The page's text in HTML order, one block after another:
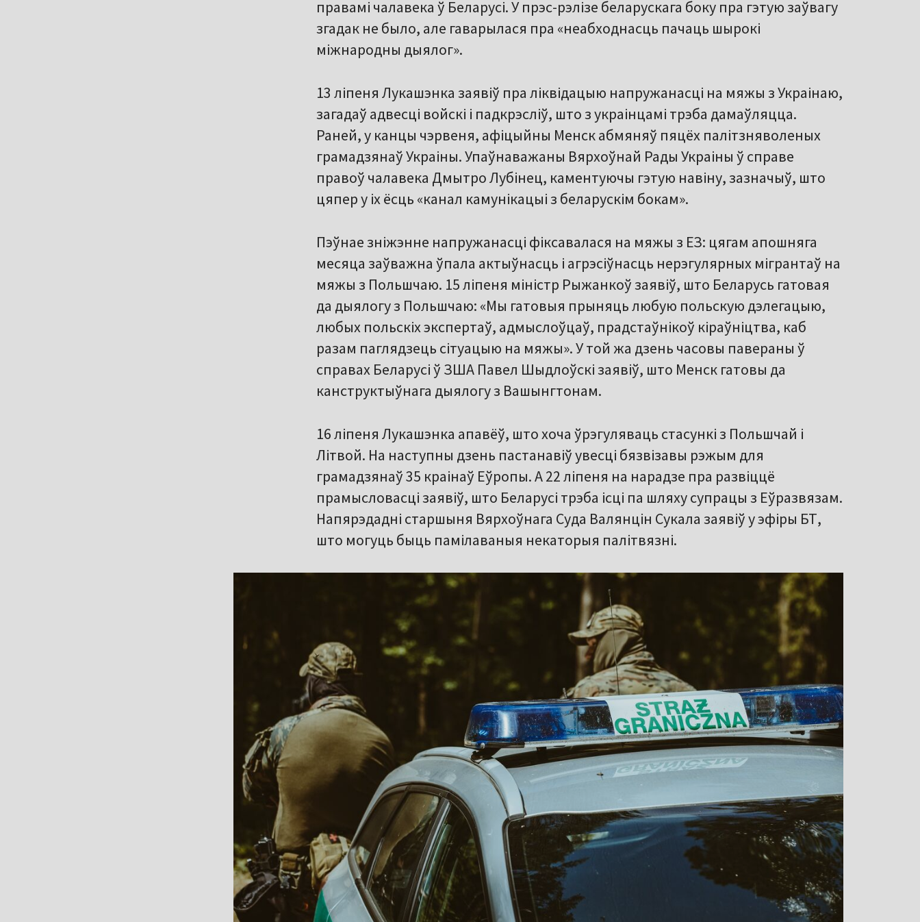
правамі чалавека ў Беларусі. У прэс-рэлізе беларускага боку пра гэтую заўвагу
згадак не было, але гаварылася пра «неабходнасць пачаць шырокі
міжнародны дыялог».
13 ліпеня Лукашэнка заявіў пра ліквідацыю напружанасці на мяжы з Украінаю,
загадаў адвесці войскі і падкрэсліў, што з украінцамі трэба дамаўляцца.
Раней, у канцы чэрвеня, афіцыйны Менск абмяняў пяцёх палітзняволеных
грамадзянаў Украіны. Упаўнаважаны Вярхоўнай Рады Украіны ў справе
правоў чалавека Дмытро Лубінец, каментуючы гэтую навіну, зазначыў, што
цяпер у іх ёсць «канал камунікацыі з беларускім бокам».
Пэўнае зніжэнне напружанасці фіксавалася на мяжы з ЕЗ: цягам апошняга
месяца заўважна ўпала актыўнасць і агрэсіўнасць нерэгулярных мігрантаў на
мяжы з Польшчаю. 15 ліпеня міністр Рыжанкоў заявіў, што Беларусь гатовая
да дыялогу з Польшчаю: «Мы гатовыя прыняць любую польскую дэлегацыю,
любых польскіх экспертаў, адмыслоўцаў, прадстаўнікоў кіраўніцтва, каб
разам паглядзець сітуацыю на мяжы». У той жа дзень часовы павераны ў
справах Беларусі ў ЗША Павел Шыдлоўскі заявіў, што Менск гатовы да
канструктыўнага дыялогу з Вашынгтонам.
16 ліпеня Лукашэнка апавёў, што хоча ўрэгуляваць стасункі з Польшчай і
Літвой. На наступны дзень пастанавіў увесці бязвізавы рэжым для
грамадзянаў 35 краінаў Еўропы. А 22 ліпеня на нарадзе пра развіццё
прамысловасці заявіў, што Беларусі трэба ісці па шляху супрацы з Еўразвязам.
Напярэдадні старшыня Вярхоўнага Суда Валянцін Сукала заявіў у эфіры БТ,
што могуць быць памілаваныя некаторыя палітвязні.